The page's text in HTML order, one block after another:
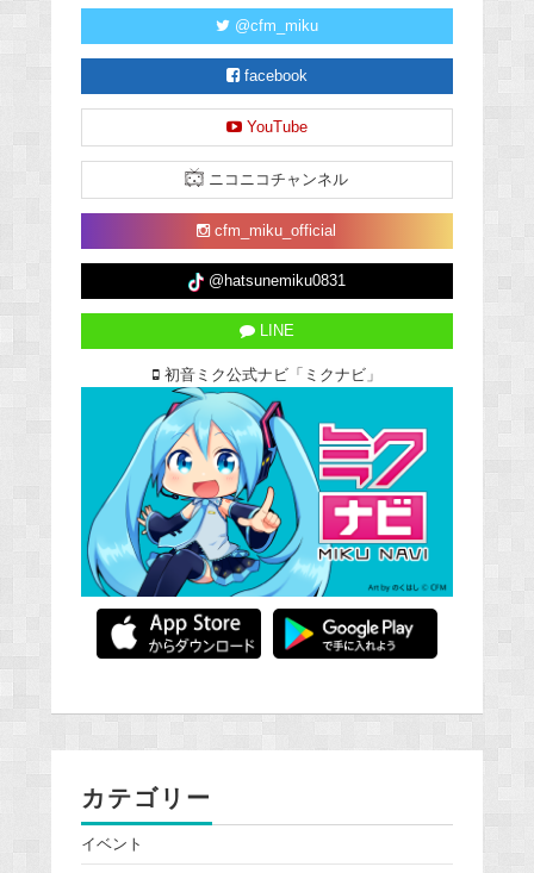
@cfm_miku
facebook
YouTube
ニコニコチャンネル
cfm_miku_official
@hatsunemiku0831
LINE
初音ミク公式ナビ「ミクナビ」
カテゴリー
イベント